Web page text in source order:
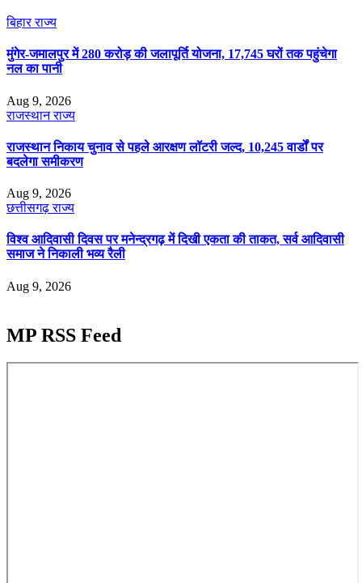
बिहारराज्य
मुंगेर-जमालपुर में 280 करोड़ की जलापूर्ति योजना, 17,745 घरों तक पहुंचेगा
नल का पानी
Aug 9, 2026
राजस्थानराज्य
राजस्थान निकाय चुनाव से पहले आरक्षण लॉटरी जल्द, 10,245 वार्डों पर
बदलेगा समीकरण
Aug 9, 2026
छत्तीसगढ़राज्य
विश्व आदिवासी दिवस पर मनेन्द्रगढ़ में दिखी एकता की ताकत, सर्व आदिवासी
समाज ने निकाली भव्य रैली
Aug 9, 2026
MP RSS Feed